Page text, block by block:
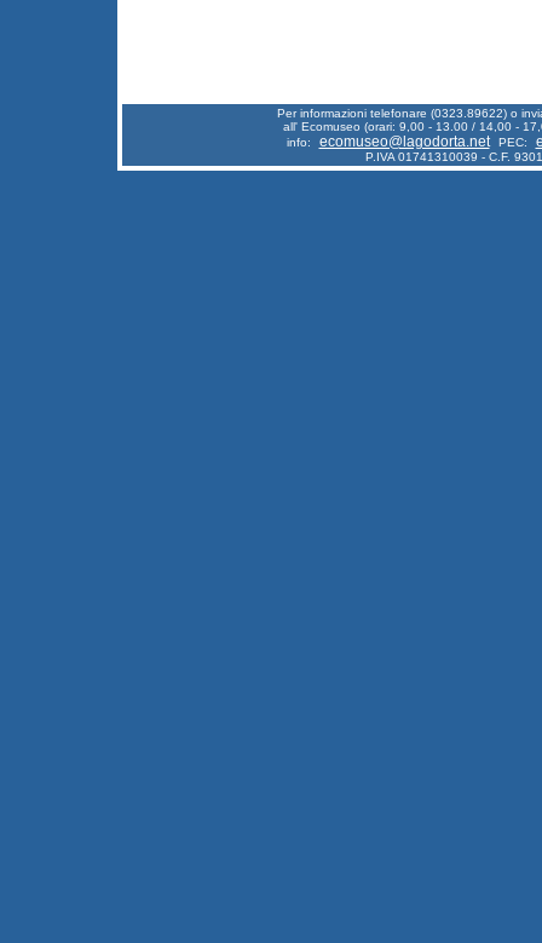
Per informazioni telefonare (0323.89622) o
all' Ecomuseo (orari: 9,00 - 13.00 / 14,00 -
info:
ecomuseo@lagodorta.net PEC:
P.IVA 01741310039 - C.F.